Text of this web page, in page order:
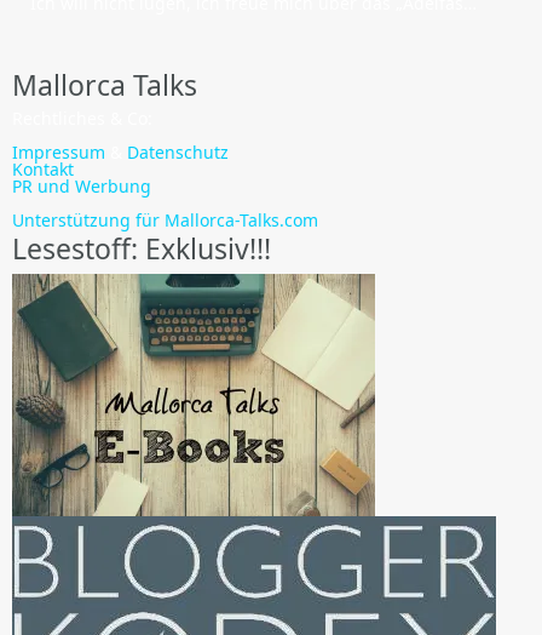
Mallorca Talks
Impressum
Datenschutz
Kontakt
PR und Werbung
Unterstützung für Mallorca-Talks.com
Lesestoff: Exklusiv!!!